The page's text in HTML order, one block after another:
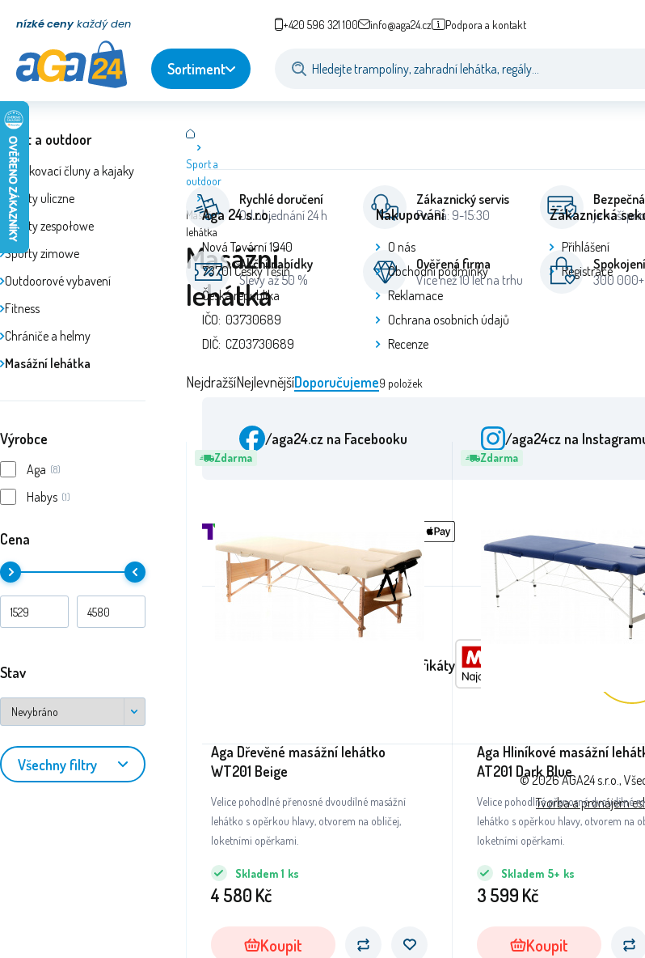
nízké ceny každý den +420 596 321 100 info@aga24.cz Podpora a kontakt
Sortiment
Sport a outdoor
Nafukovací čluny a kajaky
Sporty uliczne
Sporty zespołowe
Sporty zimowe
Outdoorové vybavení
Fitness
Chrániče a helmy
Masážní lehátka
Výrobce
Aga (8)
Habys (1)
Cena
Stav
Všechny filtry
Sport a
outdoor
Masážní
lehátka
Masážní
lehátka
NejdražšíNejlevnějšíDoporučujeme9 položek
Zdarma
Aga Dřevěné masážní lehátko
WT201 Beige
Velice pohodlné přenosné dvoudílné masážní
lehátko s opěrkou hlavy, otvorem na obličej,
loketními opěrkami.
Skladem 1 ks
4 580 Kč
Koupit
Zdarma
Aga Hliníkové masážní
AT201 Dark Blue
Velice pohodlné přenosné dvoudílné
lehátko s opěrkou hlavy, otvorem na
loketními opěrkami.
Skladem 5+ ks
3 599 Kč
Koupit
Rychlé doručení
Od objednání 24 h
Zákaznický servis
Po-Pá: 9-15:30
je naší
Akční nabídky
Slevy až 50 %
Ověřená firma
Více než 10 let na trhu
300
Aga 24 s.r.o.
Nová Tovární 1940
73701 Český Těšín
Česká republika
IČO: 03730689
DIČ: CZ03730689
Nakupování
O nás
Obchodní podmínky
Reklamace
Ochrana osobních údajů
Recenze
Zákaznická
Přihlášení
Registrace
/aga24.cz na Facebooku /aga24cz na
Ocenění a certifikáty
© 2026 AGA24 s.r.o.,
Tvorba a pronájem